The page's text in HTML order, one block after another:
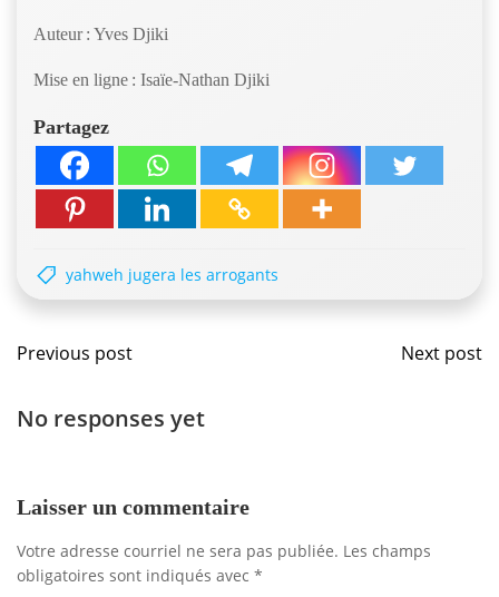
Auteur : Yves Djiki
Mise en ligne : Isaïe-Nathan Djiki
Partagez
yahweh jugera les arrogants
Navigation
de
Previous post Next post
No responses yet
Laisser un commentaire
Votre adresse courriel ne sera pas publiée. Les champs
obligatoires sont indiqués avec *